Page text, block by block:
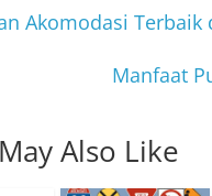
Akomodasi Terbaik
Manfaat
Also Like